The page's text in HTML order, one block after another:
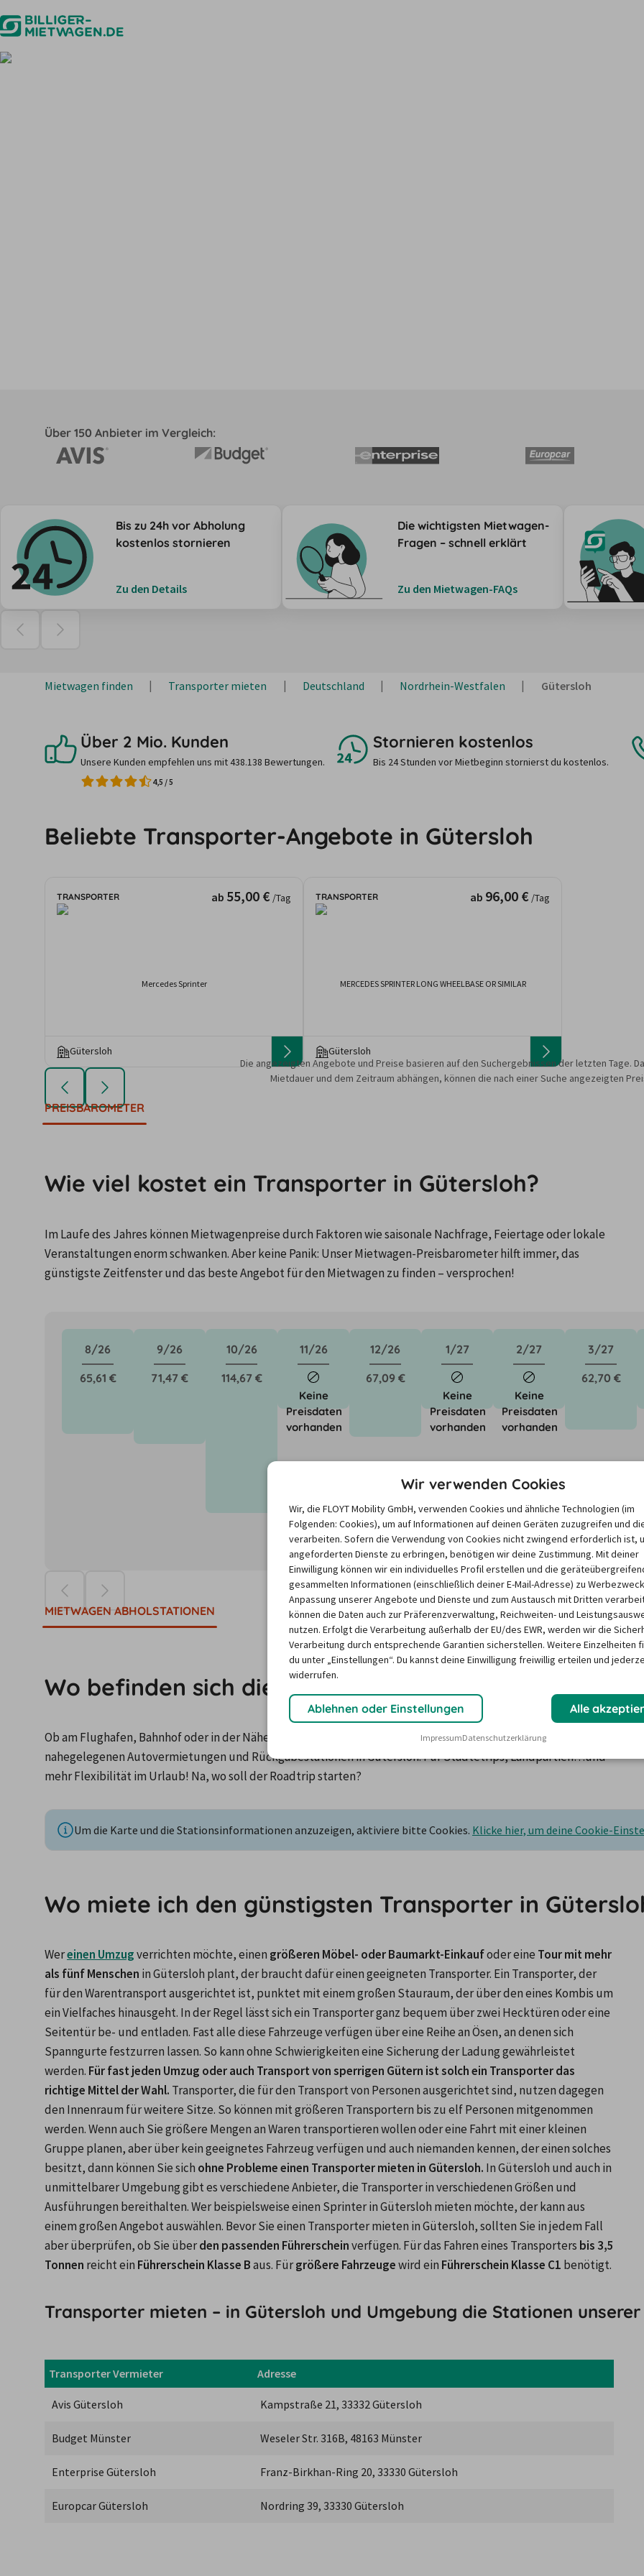
Über 150 Anbieter im Vergleich:
Bis zu 24h vor Abholung
kostenlos stornieren
Zu den Details
Die wichtigsten Mietwagen-
Fragen – schnell erklärt
Zu den Mietwagen-FAQs
Mietwagen finden Transporter mieten Deutschland Nordrhein-Westfalen Gütersloh
Über 2 Mio. Kunden
Unsere Kunden empfehlen uns mit 438.138 Bewertungen.
4,5 /5
Stornieren kostenlos
Bis 24 Stunden vor Mietbeginn stornierst du kostenlos.
Beliebte Transporter-Angebote in Gütersloh
TRANSPORTER ab 55,00 € /Tag
Mercedes Sprinter
Gütersloh
TRANSPORTER ab 96,00 € /Tag
MERCEDES SPRINTER LONG WHEELBASE OR SIMILAR
Gütersloh
Die angezeigten Angebote und Preise basieren auf den Suchergebnissen der letzten Tage.
Mietdauer und dem Zeitraum abhängen, können die nach einer Suche angezeigten
PREISBAROMETER
Wie viel kostet ein Transporter in Gütersloh?
Im Laufe des Jahres können Mietwagenpreise durch Faktoren wie saisonale Nachfrage, Feiertage oder lokale
Veranstaltungen enorm schwanken. Aber keine Panik: Unser Mietwagen-Preisbarometer hilft immer, das
günstigste Zeitfenster und das beste Angebot für den Mietwagen zu finden – versprochen!
8/26
65,61 €
9/26
71,47 €
10/26
114,67 €
11/26
Keine
Preisdaten
vorhanden
12/26
67,09 €
1/27
Keine
Preisdaten
vorhanden
2/27
Keine
Preisdaten
vorhanden
3/27
62,70 €
Die Preise basieren auf dem Minimum Median-Suchpreis für die nächsten 12 Monate und
Suchanfragen variieren.
MIETWAGEN ABHOLSTATIONEN
Wo befinden sich die Mietwagen-Stationen in
Ob am Flughafen, Bahnhof oder in der Nähe der Unterkunft: Der billiger-mietwagen.de Abhol-Atlas zeigt alle
nahegelegenen Autovermietungen und Rückgabestationen in Gütersloh. Für Städtetrips, Landpartien…und
mehr Flexibilität im Urlaub! Na, wo soll der Roadtrip starten?
Um die Karte und die Stationsinformationen anzuzeigen, aktiviere bitte Cookies. Klicke hier, um deine Cookie-
Wo miete ich den günstigsten Transporter in
Wer einen Umzug verrichten möchte, einen größeren Möbel- oder Baumarkt-Einkauf oder eine Tour mit mehr
als fünf Menschen in Gütersloh plant, der braucht dafür einen geeigneten Transporter. Ein Transporter, der
für den Warentransport ausgerichtet ist, punktet mit einem großen Stauraum, der über den eines Kombis um
ein Vielfaches hinausgeht. In der Regel lässt sich ein Transporter ganz bequem über zwei Hecktüren oder eine
Seitentür be- und entladen. Fast alle diese Fahrzeuge verfügen über eine Reihe an Ösen, an denen sich
Spanngurte festzurren lassen. So kann ohne Schwierigkeiten eine Sicherung der Ladung gewährleistet
werden. Für fast jeden Umzug oder auch Transport von sperrigen Gütern ist solch ein Transporter das
richtige Mittel der Wahl. Transporter, die für den Transport von Personen ausgerichtet sind, nutzen dagegen
den Innenraum für weitere Sitze. So können mit größeren Transportern bis zu elf Personen mitgenommen
werden. Wenn auch Sie größere Mengen an Waren transportieren wollen oder eine Fahrt mit einer kleinen
Gruppe planen, aber über kein geeignetes Fahrzeug verfügen und auch niemanden kennen, der einen solches
besitzt, dann können Sie sich ohne Probleme einen Transporter mieten in Gütersloh. In Gütersloh und auch in
unmittelbarer Umgebung gibt es verschiedene Anbieter, die Transporter in verschiedenen Größen und
Ausführungen bereithalten. Wer beispielsweise einen Sprinter in Gütersloh mieten möchte, der kann aus
einem großen Angebot auswählen. Bevor Sie einen Transporter mieten in Gütersloh, sollten Sie in jedem Fall
aber überprüfen, ob Sie über den passenden Führerschein verfügen. Für das Fahren eines Transporters bis 3,5
Tonnen reicht ein Führerschein Klasse B aus. Für größere Fahrzeuge wird ein Führerschein Klasse C1 benötigt.
Transporter mieten – in Gütersloh und Umgebung die Stationen
Transporter Vermieter Adresse
Avis Gütersloh Kampstraße 21, 33332 Gütersloh
Budget Münster Weseler Str. 316B, 48163 Münster
Enterprise Gütersloh Franz-Birkhan-Ring 20, 33330 Gütersloh
Europcar Gütersloh Nordring 39, 33330 Gütersloh
Wir verwenden Cookies
Wir, die FLOYT Mobility GmbH, verwenden Cookies und ähnliche Technologien (im
Folgenden: Cookies), um auf Informationen auf deinen Geräten zuzugreifen und
verarbeiten. Sofern die Verwendung von Cookies nicht zwingend erforderlich ist,
angeforderten Dienste zu erbringen, benötigen wir deine Zustimmung. Mit deiner
Einwilligung können wir ein individuelles Profil erstellen und die
gesammelten Informationen (einschließlich deiner E-Mail-Adresse) zu
Anpassung unserer Angebote und Dienste und zum Austausch mit Dritten
können die Daten auch zur Präferenzverwaltung, Reichweiten- und
nutzen. Erfolgt die Verarbeitung außerhalb der EU/des EWR, werden wir die
Verarbeitung durch entsprechende Garantien sicherstellen. Weitere Einzelheiten
du unter „Einstellungen“. Du kannst deine Einwilligung freiwillig erteilen und
widerrufen.
Ablehnen oder Einstellungen Alle
ImpressumDatenschutzerklärung